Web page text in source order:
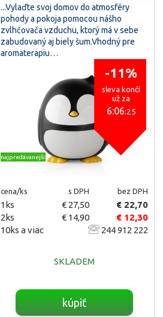
...Vylaďte svoj domov do atmosféry
pohody a pokoja pomocou nášho
zvlhčovača vzduchu, ktorý má v sebe
zabudovaný aj biely šum.Vhodný pre
aromaterapiu…
-11%
sleva končí
už za
6:06:24
najpredávanejšie
cena/ks s DPH bez DPH
1ks € 27,50
€ 22,70
2ks
€ 14,90
€ 12,30
10ks a viac
244 912 222
SKLADEM
kúpiť